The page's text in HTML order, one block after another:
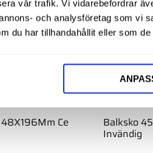
vår trafik. Vi vidarebefordrar
och analysföretag som vi
du har tillhandahållit eller som
Ce Balksko
Invändig